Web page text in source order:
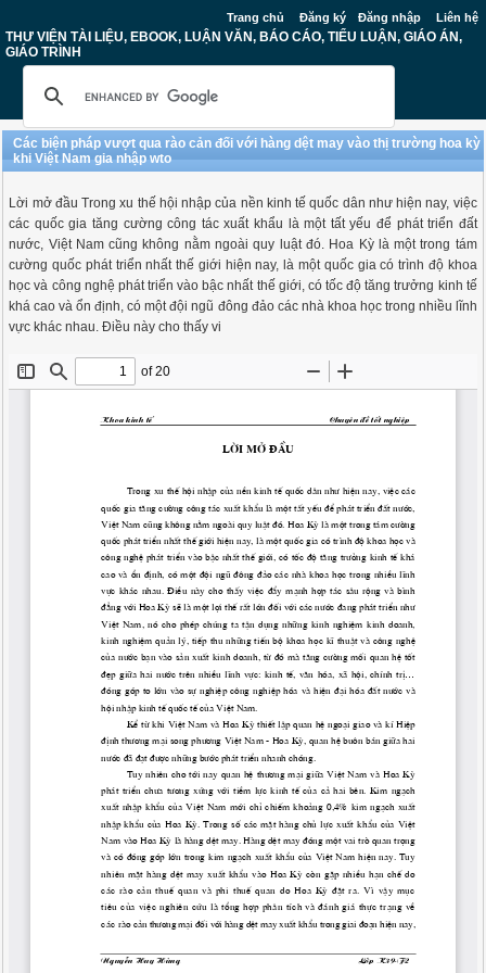
Trang chủ Đăng ký Đăng nhập Liên hệ
THƯ VIỆN TÀI LIỆU, EBOOK, LUẬN VĂN, BÁO CÁO, TIỂU LUẬN, GIÁO ÁN,
GIÁO TRÌNH
Các biện pháp vượt qua rào cản đối với hàng dệt may vào thị trường hoa kỳ
khi Việt Nam gia nhập wto
Lời mở đầu Trong xu thế hội nhập của nền kinh tế quốc dân như hiện nay, việc
các quốc gia tăng cường công tác xuất khẩu là một tất yếu để phát triển đất
nước, Việt Nam cũng không nằm ngoài quy luật đó. Hoa Kỳ là một trong tám
cường quốc phát triển nhất thế giới hiện nay, là một quốc gia có trình độ khoa
học và công nghệ phát triển vào bậc nhất thế giới, có tốc độ tăng trưởng kinh tế
khá cao và ổn định, có một đội ngũ đông đảo các nhà khoa học trong nhiều lĩnh
vực khác nhau. Điều này cho thấy vi